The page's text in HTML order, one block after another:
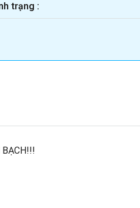
trạng :
BẠCH!!!